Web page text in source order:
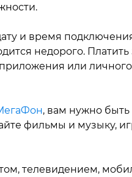
и время
недорого. Платить
или личного
, вам нужно быть
фильмы и музыку,
телевидением,